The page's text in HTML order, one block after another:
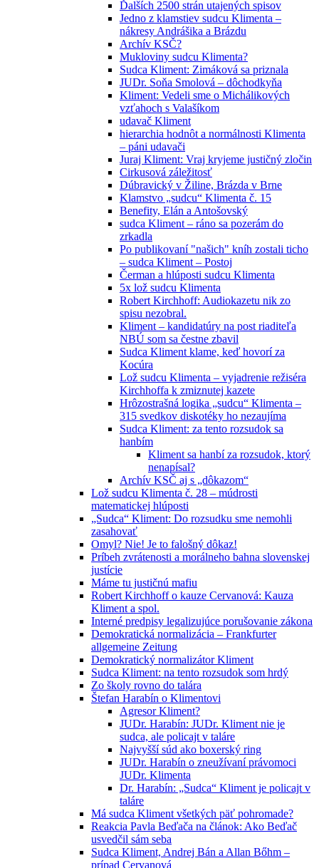
Ďalších 2500 strán utajených spisov
Jedno z klamstiev sudcu Klimenta –
nákresy Andrášika a Brázdu
Archív KSČ?
Mukloviny sudcu Klimenta?
Sudca Kliment: Zimáková sa priznala
JUDr. Soňa Smolová – dôchodkyňa
Kliment: Vedeli sme o Michálikových
vzťahoch s Valašíkom
udavač Kliment
hierarchia hodnôt a normálnosti Klimenta
– páni udavači
Juraj Kliment: Vraj kryjeme justičný zločin
Cirkusová záležitosť
Dúbravický v Žiline, Brázda v Brne
Klamstvo „sudcu“ Klimenta č. 15
Benefity, Elán a Antošovský
sudca Kliment – ráno sa pozerám do
zrkadla
Po publikovaní "našich" kníh zostali ticho
– sudca Kliment – Postoj
Čerman a hlúposti sudcu Klimenta
5x lož sudcu Klimenta
Robert Kirchhoff: Audiokazetu nik zo
spisu nezobral.
Kliment – kandidatúry na post riaditeľa
NBÚ som sa čestne zbavil
Sudca Kliment klame, keď hovorí za
Kocúra
Lož sudcu Klimenta – vyjadrenie režiséra
Kirchhoffa k zmiznutej kazete
Hrôzostrašná logika „sudcu“ Klimenta –
315 svedkov diskotéky ho nezaujíma
Sudca Kliment: za tento rozsudok sa
hanbím
Kliment sa hanbí za rozsudok, ktorý
nenapísal?
Archív KSČ aj s „dôkazom“
Lož sudcu Klimenta č. 28 – múdrosti
matematickej hlúposti
„Sudca“ Kliment: Do rozsudku sme nemohli
zasahovať
Omyl? Nie! Je to falošný dôkaz!
Príbeh zvrátenosti a morálneho bahna slovenskej
justície
Máme tu justičnú mafiu
Robert Kirchhoff o kauze Cervanová: Kauza
Kliment a spol.
Interné predpisy legalizujúce porušovanie zákona
Demokratická normalizácia – Frankfurter
allgemeine Zeitung
Demokratický normalizátor Kliment
Sudca Kliment: na tento rozsudok som hrdý
Zo školy rovno do talára
Štefan Harabín o Klimentovi
Agresor Kliment?
JUDr. Harabín: JUDr. Kliment nie je
sudca, ale policajt v taláre
Najvyšší súd ako boxerský ring
JUDr. Harabín o zneužívaní právomoci
JUDr. Klimenta
Dr. Harabín: „Sudca“ Kliment je policajt v
taláre
Má sudca Kliment všetkých päť pohromade?
Reakcia Pavla Beďača na článok: Ako Beďač
usvedčil sám seba
Sudca Kliment, Andrej Bán a Allan Bőhm –
prípad Cervanová